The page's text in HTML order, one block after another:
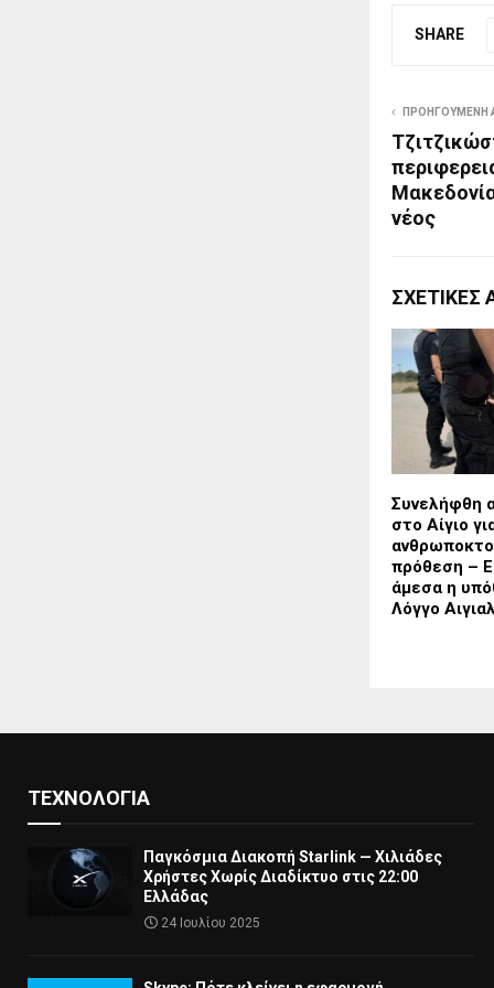
SHARE
ΠΡΟΗΓΟΎΜΕΝΗ
νέος
ΣΧΕΤΙΚΈΣ
Συνελήφθη
στο Αίγιο
πρόθεση –
άμεσα η
Λόγγο
ΤΕΧΝΟΛΟΓΊΑ
Παγκόσμια Διακοπή Starlink — Χιλιάδες
Χρήστες Χωρίς Διαδίκτυο στις 22:00
Ελλάδας
24 Ιουλίου 2025